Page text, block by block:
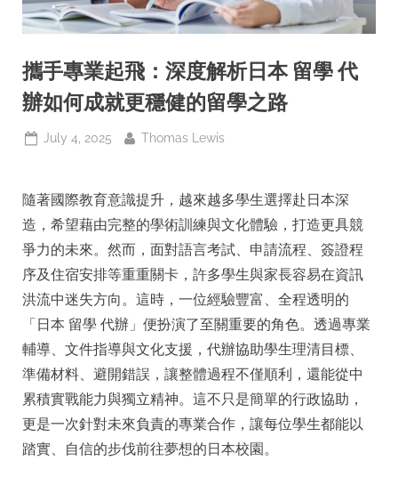
攜手專業起飛：深度解析日本 留學 代
辦如何成就更穩健的留學之路
Posted
July 4, 2025 By
Thomas Lewis
隨著國際教育意識提升，越來越多學生選擇赴日本深
造，希望藉由完整的學術訓練與文化體驗，打造更具競
爭力的未來。然而，面對語言考試、申請流程、簽證程
序及住宿安排等重重關卡，許多學生與家長容易在資訊
洪流中迷失方向。這時，一位經驗豐富、全程透明的
「日本 留學 代辦」便扮演了至關重要的角色。透過專業
輔導、文件指導與文化支援，代辦協助學生理清目標、
準備材料、避開錯誤，讓整體過程不僅順利，還能從中
累積實戰能力與獨立精神。這不只是簡單的行政協助，
更是一次針對未來負責的專業合作，讓每位學生都能以
踏實、自信的步伐前往夢想的日本校園。